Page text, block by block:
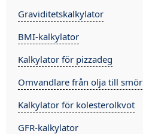
Graviditetskalkylator
BMI-kalkylator
Kalkylator för pizzadeg
Omvandlare från olja till smör
Kalkylator för kolesterolkvot
GFR-kalkylator